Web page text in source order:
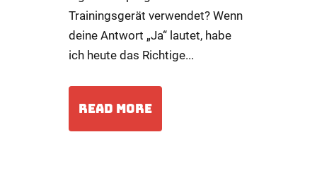
Trainingsgerät verwendet? Wenn
deine Antwort „Ja“ lautet, habe
ich heute das Richtige...
READ MORE